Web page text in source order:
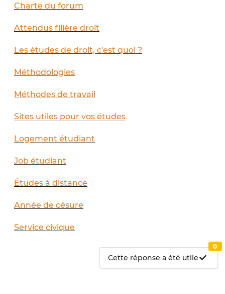
Charte du forum
Attendus filière droit
Les études de droit, c'est quoi ?
Méthodologies
Méthodes de travail
Sites utiles pour vos études
Logement étudiant
Job étudiant
Études à distance
Année de césure
Service civique
Cette réponse a été utile
0